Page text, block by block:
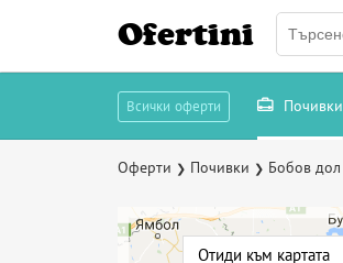
Ofertini
Всички оферти Почивки
Оферти ❯ Почивки ❯ Бобов дол
Отиди към картата